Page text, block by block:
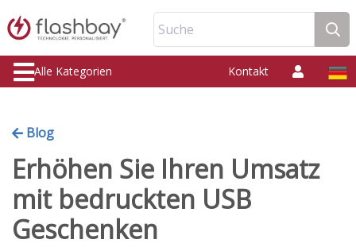
Suche
Alle Kategorien Kontakt
Blog
Erhöhen Sie Ihren Umsatz
mit bedruckten USB
Geschenken